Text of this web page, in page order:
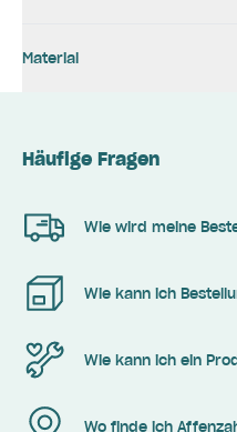
Material
Häufige Fragen
Wie wird meine
Wie kann ich
Wie kann ich ein
Wo finde ich